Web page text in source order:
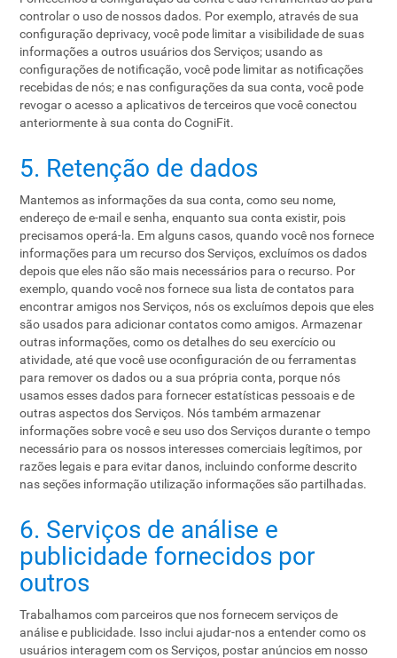
controlar o uso de nossos dados. Por exemplo, através de sua
configuração deprivacy, você pode limitar a visibilidade de suas
informações a outros usuários dos Serviços; usando as
configurações de notificação, você pode limitar as notificações
recebidas de nós; e nas configurações da sua conta, você pode
revogar o acesso a aplicativos de terceiros que você conectou
anteriormente à sua conta do CogniFit.
5. Retenção de dados
Mantemos as informações da sua conta, como seu nome,
endereço de e-mail e senha, enquanto sua conta existir, pois
precisamos operá-la. Em alguns casos, quando você nos fornece
informações para um recurso dos Serviços, excluímos os dados
depois que eles não são mais necessários para o recurso. Por
exemplo, quando você nos fornece sua lista de contatos para
encontrar amigos nos Serviços, nós os excluímos depois que eles
são usados ​​para adicionar contatos como amigos. Armazenar
outras informações, como os detalhes do seu exercício ou
atividade, até que você use oconfiguración de ou ferramentas
para remover os dados ou a sua própria conta, porque nós
usamos esses dados para fornecer estatísticas pessoais e de
outras aspectos dos Serviços. Nós também armazenar
informações sobre você e seu uso dos Serviços durante o tempo
necessário para os nossos interesses comerciais legítimos, por
razões legais e para evitar danos, incluindo conforme descrito
nas seções informação utilização informações são partilhadas.
6. Serviços de análise e
publicidade fornecidos por
outros
Trabalhamos com parceiros que nos fornecem serviços de
análise e publicidade. Isso inclui ajudar-nos a entender como os
usuários interagem com os Serviços, postar anúncios em nosso